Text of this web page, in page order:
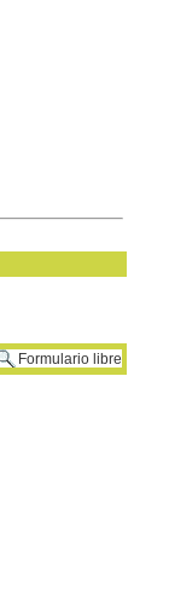
Formulario libre